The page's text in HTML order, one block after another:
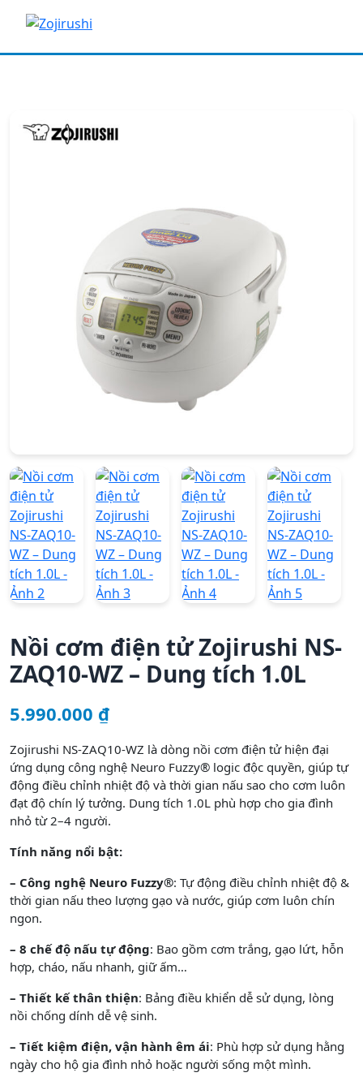
Trang chủ/Nồi cơm điện
Nồi cơm điện tử Zojirushi NS-
ZAQ10-WZ – Dung tích 1.0L
5.990.000 ₫
Zojirushi NS-ZAQ10-WZ là dòng nồi cơm điện tử hiện đại
ứng dụng công nghệ Neuro Fuzzy® logic độc quyền, giúp tự
động điều chỉnh nhiệt độ và thời gian nấu sao cho cơm luôn
đạt độ chín lý tưởng. Dung tích 1.0L phù hợp cho gia đình
nhỏ từ 2–4 người.
Tính năng nổi bật:
– Công nghệ Neuro Fuzzy®: Tự động điều chỉnh nhiệt độ &
thời gian nấu theo lượng gạo và nước, giúp cơm luôn chín
ngon.
– 8 chế độ nấu tự động: Bao gồm cơm trắng, gạo lứt, hỗn
hợp, cháo, nấu nhanh, giữ ấm…
– Thiết kế thân thiện: Bảng điều khiển dễ sử dụng, lòng
nồi chống dính dễ vệ sinh.
– Tiết kiệm điện, vận hành êm ái: Phù hợp sử dụng hằng
ngày cho hộ gia đình nhỏ hoặc người sống một mình.